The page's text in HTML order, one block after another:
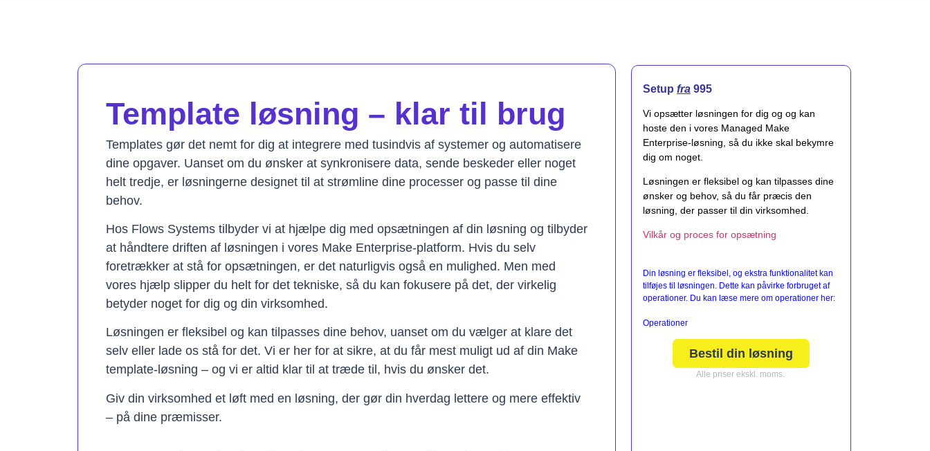
Template løsning – klar til brug
Templates gør det nemt for dig at integrere med tusindvis af systemer og automatisere
dine opgaver. Uanset om du ønsker at synkronisere data, sende beskeder eller noget
helt tredje, er løsningerne designet til at strømline dine processer og passe til dine
behov.
Hos Flows Systems tilbyder vi at hjælpe dig med opsætningen af din løsning og tilbyder
at håndtere driften af løsningen i vores Make Enterprise-platform. Hvis du selv
foretrækker at stå for opsætningen, er det naturligvis også en mulighed. Men med
vores hjælp slipper du helt for det tekniske, så du kan fokusere på det, der virkelig
betyder noget for dig og din virksomhed.
Løsningen er fleksibel og kan tilpasses dine behov, uanset om du vælger at klare det
selv eller lade os stå for det. Vi er her for at sikre, at du får mest muligt ud af din Make
template-løsning – og vi er altid klar til at træde til, hvis du ønsker det.
Giv din virksomhed et løft med en løsning, der gør din hverdag lettere og mere effektiv
– på dine præmisser.
Setup fra 995
Vi opsætter løsningen for dig og og kan
hoste den i vores Managed Make
Enterprise-løsning, så du ikke skal bekymre
dig om noget.
Løsningen er fleksibel og kan tilpasses dine
ønsker og behov, så du får præcis den
løsning, der passer til din virksomhed.
Vilkår og proces for opsætning
Din løsning er fleksibel, og ekstra funktionalitet kan
tilføjes til løsningen. Dette kan påvirke forbruget af
operationer. Du kan læse mere om operationer her:
Operationer
Bestil din løsning
Alle priser ekskl. moms.